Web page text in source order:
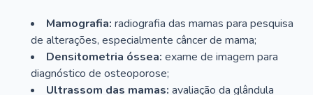
Mamografia: radiografia das mamas para pesquisa
de alterações, especialmente câncer de mama;
Densitometria óssea: exame de imagem para
diagnóstico de osteoporose;
Ultrassom das mamas: avaliação da glândula